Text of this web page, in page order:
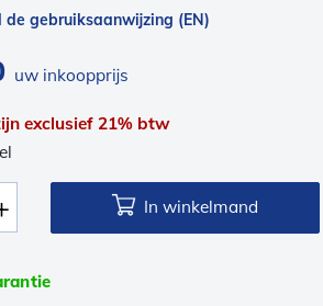
de gebruiksaanwijzing (EN)
uw inkoopprijs
exclusief 21% btw
In winkelmand